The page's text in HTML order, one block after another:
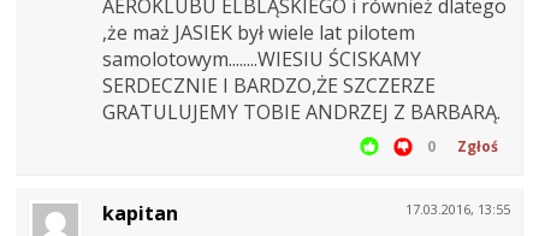
AEROKLUBU ELBLĄSKIEGO i również dlatego
,że maż JASIEK był wiele lat pilotem
samolotowym........WIESIU ŚCISKAMY
SERDECZNIE I BARDZO,ŻE SZCZERZE
GRATULUJEMY TOBIE ANDRZEJ Z BARBARĄ.
0 Zgłoś
17.03.2016, 13:55
kapitan